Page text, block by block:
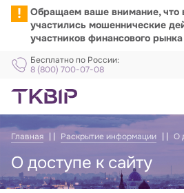
!
Обращаем ваше внимание, что
участились мошеннические
участников финансового рынка
Бесплатно по России:
8 (800) 700-07-08
Главная Раскрытие информации О
О доступе к сайту